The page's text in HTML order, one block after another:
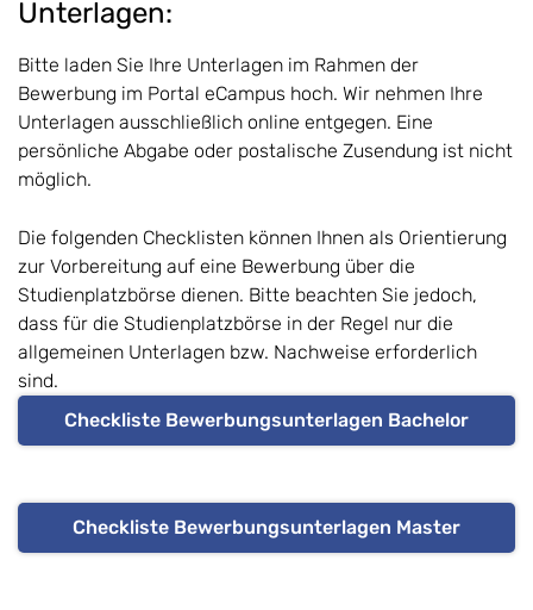
Unterlagen:
Bitte laden Sie Ihre Unterlagen im Rahmen der
Bewerbung im Portal eCampus hoch. Wir nehmen Ihre
Unterlagen ausschließlich online entgegen. Eine
persönliche Abgabe oder postalische Zusendung ist nicht
möglich.
Die folgenden Checklisten können Ihnen als Orientierung
zur Vorbereitung auf eine Bewerbung über die
Studienplatzbörse dienen. Bitte beachten Sie jedoch,
dass für die Studienplatzbörse in der Regel nur die
allgemeinen Unterlagen bzw. Nachweise erforderlich
sind.
Checkliste Bewerbungsunterlagen Bachelor
Checkliste Bewerbungsunterlagen Master